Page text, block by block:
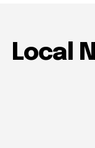
Local